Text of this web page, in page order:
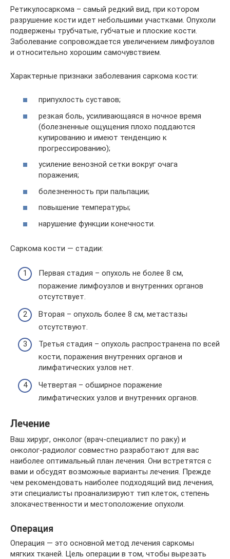
Ретикулосаркома – самый редкий вид, при котором
разрушение кости идет небольшими участками. Опухоли
подвержены трубчатые, губчатые и плоские кости.
Заболевание сопровождается увеличением лимфоузлов
и относительно хорошим самочувствием.
Характерные признаки заболевания саркома кости:
припухлость суставов;
резкая боль, усиливающаяся в ночное время
(болезненные ощущения плохо поддаются
купированию и имеют тенденцию к
прогрессированию);
усиление венозной сетки вокруг очага
поражения;
болезненность при пальпации;
повышение температуры;
нарушение функции конечности.
Саркома кости — стадии:
Первая стадия – опухоль не более 8 см,
поражение лимфоузлов и внутренних органов
отсутствует.
Вторая – опухоль более 8 см, метастазы
отсутствуют.
Третья стадия – опухоль распространена по всей
кости, поражения внутренних органов и
лимфатических узлов нет.
Четвертая – обширное поражение
лимфатических узлов и внутренних органов.
Лечение
Ваш хирург, онколог (врач-специалист по раку) и
онколог-радиолог совместно разработают для вас
наиболее оптимальный план лечения. Они встретятся с
вами и обсудят возможные варианты лечения. Прежде
чем рекомендовать наиболее подходящий вид лечения,
эти специалисты проанализируют тип клеток, степень
злокачественности и местоположение опухоли.
Операция
Операция — это основной метод лечения саркомы
мягких тканей. Цель операции в том, чтобы вырезать